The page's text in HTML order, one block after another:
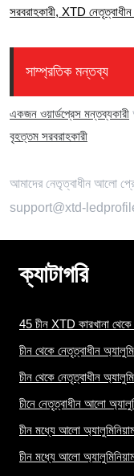
সরবরাহকারী, XTD
সাম্প্রতিক মন্তব্য
একজন ওয়ার্ডপ্রেস মন্তব্যকারী
বৃহত্তম সরবরাহকারী
আমাদের নেতৃত্বাধীন আলো
support@xtd-
ক্যাটাগরি
45 চীন XTD কারখানা থেকে
চীন থেকে নেতৃত্বাধীন
চীন থেকে নেতৃত্বাধীন
চীনে নেতৃত্বাধীন আলো
চীন মধ্যে আলো
চীন মধ্যে আলো